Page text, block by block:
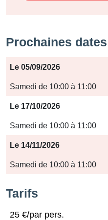
Prochaines dates
Période
Jours
Horaires
Le 05/09/2026
Samedi de 10:00 à 11:00
Le 17/10/2026
Samedi de 10:00 à 11:00
Le 14/11/2026
Samedi de 10:00 à 11:00
Tarifs
25 €/par pers.